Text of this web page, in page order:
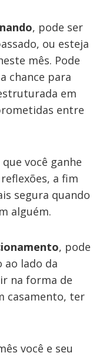
, pode ser
ou esteja
mês. Pode
chance para
em
entre
você ganhe
a fim
segura quando
alguém.
, pode
ao lado da
na forma de
casamento, ter
você e seu